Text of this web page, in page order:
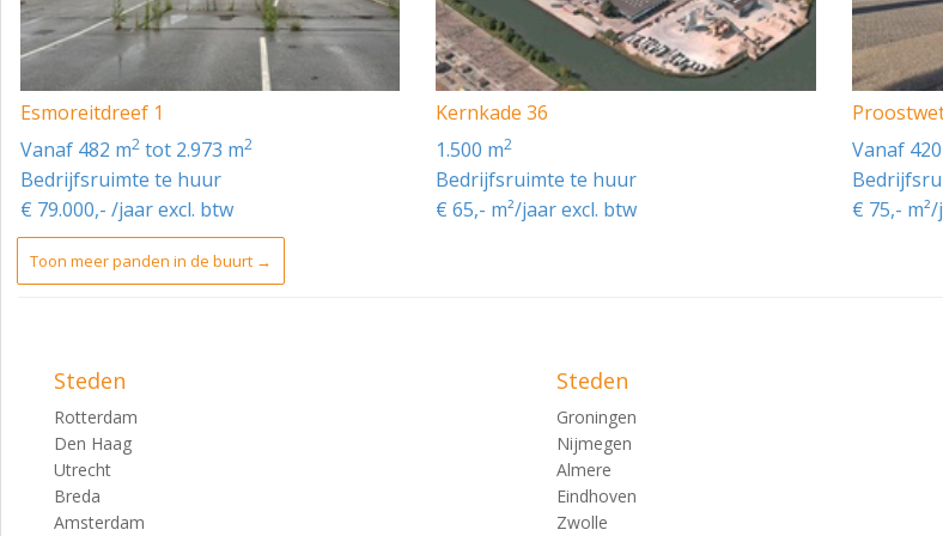
- sanitair/kleedruimte met toilet;
- gedeeltelijk systeemplafonds;
- cv met radiatoren;
- airco in de kantoorruimte.
VOORZIENINGEN BEDRIJFSRUIMTE
- meterkast met zelfstandige hoofdaansluitingen op de nutsvoorzieningen;
- heaters;
- LED verlichting.
- stroomaansluiting 3 x 63 ampere, met krachtstroom en 3 x 25 ampere ter plaatse van verhard
BRANDSTOFPOMP
Esmoreitdreef 1
vanaf 482 m2 tot 2.973 m2
Bedrijfsruimte te huur
€ 79.000,- /jaar excl. btw
Kernkade 36
1.500 m2
Bedrijfsruimte te huur
€ 65,- m²/jaar excl. btw
vanaf
€ 75,-
Toon meer panden in de buurt →
Steden
Rotterdam
Den Haag
Utrecht
Breda
Amsterdam
Steden
Groningen
Nijmegen
Almere
Eindhoven
Zwolle